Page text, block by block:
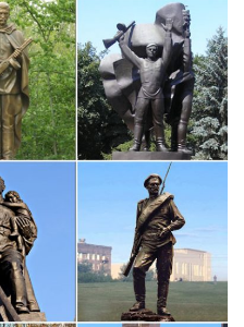
поддержкой в любых
статуэтки, куклы и игрушки
собаки в виде статуэтки
от ведущего интернет
по Цена ↓ Цена ↑
товара ↑.
по цене: по убыванию | по
– Статуэтки и Фигурки,
Индии «Будда» – символ
просветления, богатства,